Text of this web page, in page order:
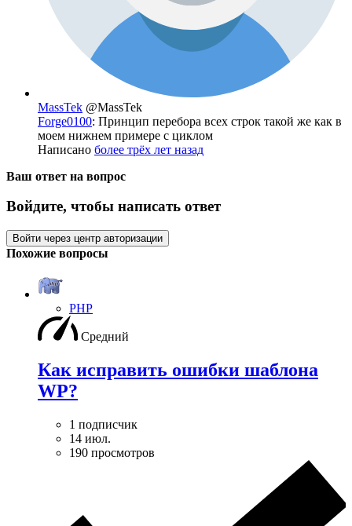
MassTek @MassTek
Forge0100: Принцип перебора всех строк такой же как в
моем нижнем примере с циклом
Написано более трёх лет назад
Ваш ответ на вопрос
Войдите, чтобы написать ответ
Войти через центр авторизации
Похожие вопросы
PHP
Средний
Как исправить ошибки шаблона
WP?
1 подписчик
14 июл.
190 просмотров